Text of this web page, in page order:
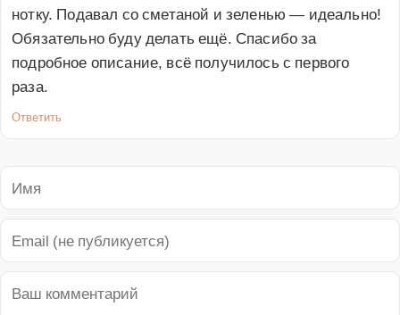
нотку. Подавал со сметаной и зеленью — идеально!
Обязательно буду делать ещё. Спасибо за
подробное описание, всё получилось с первого
раза.
Ответить